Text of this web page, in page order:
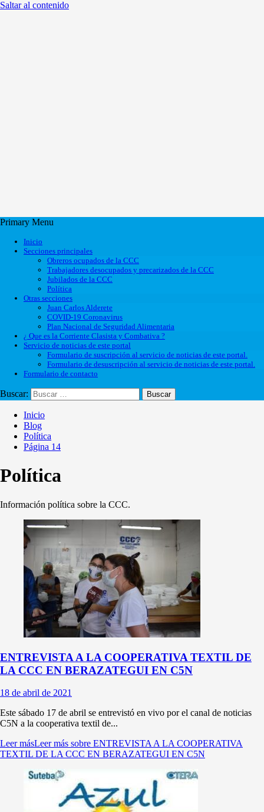
Saltar al contenido
Primary Menu
Inicio
Secciones principales
Obreros ocupados de la CCC
Trabajadores desocupados y precarizados de la CCC
Jubilados de la CCC
Política
Otras secciones
Juan Carlos Alderete
COVID-19 Coronavirus
Plan Nacional de Seguridad Alimentaria
¿ Que es la Corriente Clasista y Combativa ?
Servicio de noticias de este portal
Formulario de suscripción al servicio de noticias de este portal.
Formulario de desuscripción al servicio de noticias de este portal.
Formulario de contacto
Buscar:
Inicio
Blog
Política
Página 14
Política
Información política sobre la CCC.
ENTREVISTA A LA COOPERATIVA TEXTIL DE
LA CCC EN BERAZATEGUI EN C5N
18 de abril de 2021
Este sábado 17 de abril se entrevistó en vivo por el canal de noticias
C5N a la cooperativa textil de...
Leer másLeer más sobre ENTREVISTA A LA COOPERATIVA
TEXTIL DE LA CCC EN BERAZATEGUI EN C5N